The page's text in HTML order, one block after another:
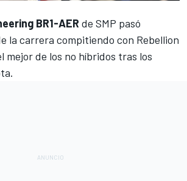
BR1-AER de SMP pasó
la carrera compitiendo con Rebellion
mejor de los no híbridos tras los
.